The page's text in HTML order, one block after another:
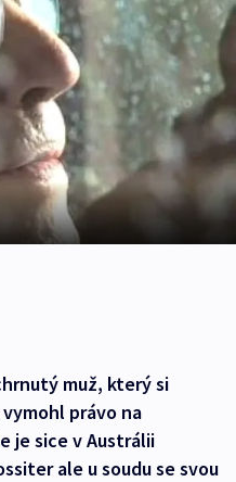
muž, který si
právo na
je sice v Austrálii
ale u soudu se svou